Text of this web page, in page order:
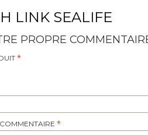
LINK SEALIFE
PROPRE